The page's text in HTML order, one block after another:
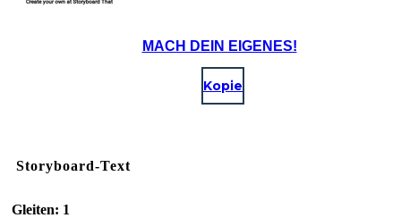
MACH DEIN EIGENES!
Kopie
Storyboard-Text
Gleiten: 1